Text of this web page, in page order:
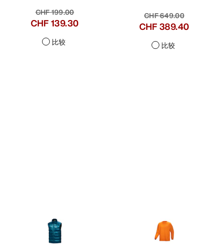
CHF 199.00
CHF 139.30
比较
CHF 649.00
CHF 389.40
比较